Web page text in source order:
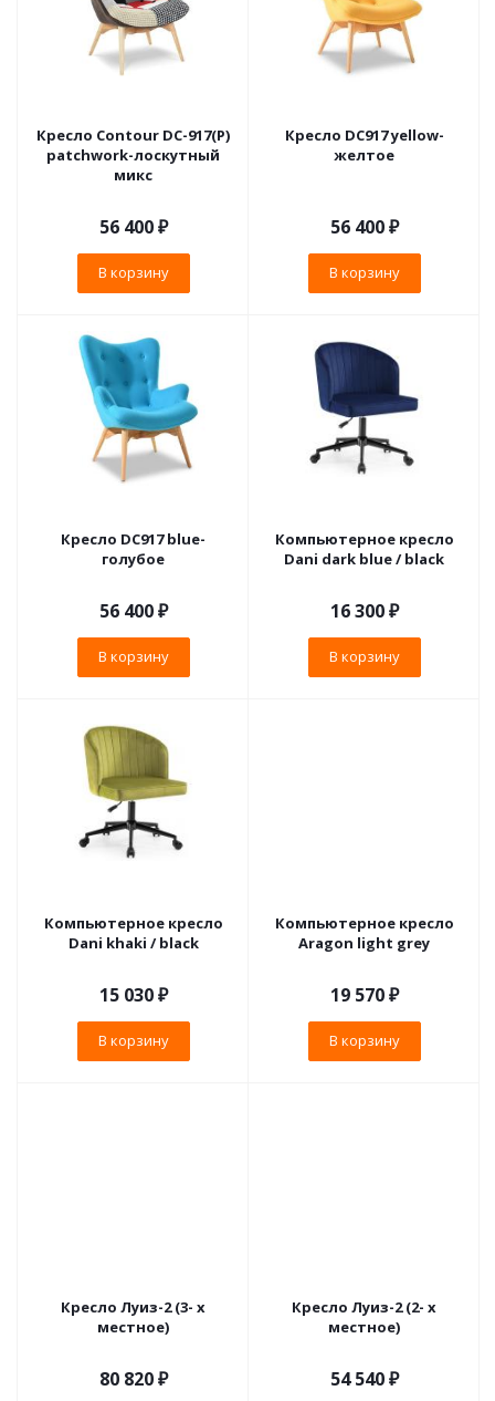
Кресло Contour DС-917(P)
patchwork-лоскутный
микс
56 400₽
В корзину
Кресло DC917 yellow-
желтое
56 400₽
В корзину
Кресло DC917 blue-
голубое
56 400₽
В корзину
Компьютерное кресло
Dani dark blue / black
16 300₽
В корзину
Компьютерное кресло
Dani khaki / black
15 030₽
В корзину
Компьютерное кресло
Aragon light grey
19 570₽
В корзину
Кресло Луиз-2 (3- х
местное)
80 820 ₽
Кресло Луиз-2 (2- х
местное)
54 540 ₽